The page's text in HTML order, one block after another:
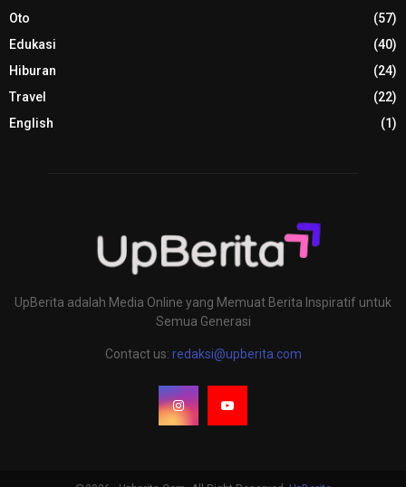
Oto
(57)
Edukasi
(40)
Hiburan
(24)
Travel
(22)
English
(1)
UpBerita adalah Media Online yang Memuat Berita Inspiratif untuk
Semua Generasi
Contact us: redaksi@upberita.com